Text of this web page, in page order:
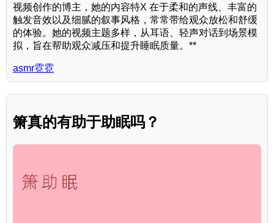
视频创作的博主，她的内容特X 在于柔和的声线、丰富的
触发音效以及细腻的叙事风格，常常带给观众放松和舒缓
的体验。她的视频主题多样，从耳语、轻声对话到场景模
拟，旨在帮助观众减压和提升睡眠质量。**
asmr霓霓
箫真的有助于助眠吗？